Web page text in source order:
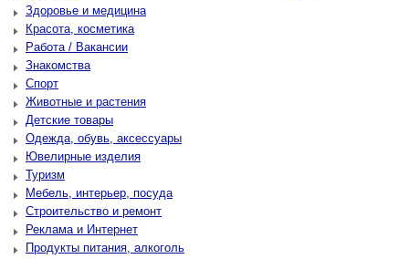
Здоровье и медицина
Красота, косметика
Работа / Вакансии
Знакомства
Спорт
Животные и растения
Детские товары
Одежда, обувь, аксессуары
Ювелирные изделия
Туризм
Мебель, интерьер, посуда
Строительство и ремонт
Реклама и Интернет
Продукты питания, алкоголь